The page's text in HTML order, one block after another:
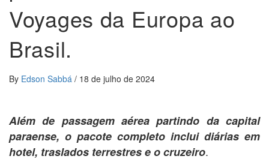
Voyages da Europa ao
Brasil.
By Edson Sabbá / 18 de julho de 2024
Além de passagem aérea partindo da capital
paraense, o pacote completo inclui diárias em
hotel, traslados terrestres e o cruzeiro.